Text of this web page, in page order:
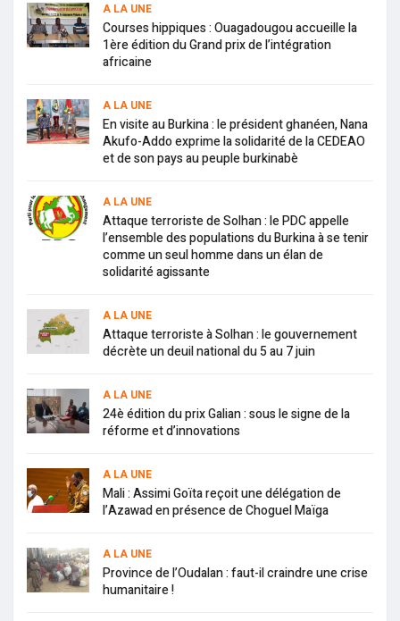
A LA UNE
Courses hippiques : Ouagadougou accueille la
1ère édition du Grand prix de l’intégration
africaine
A LA UNE
En visite au Burkina : le président ghanéen, Nana
Akufo-Addo exprime la solidarité de la CEDEAO
et de son pays au peuple burkinabè
A LA UNE
Attaque terroriste de Solhan : le PDC appelle
l’ensemble des populations du Burkina à se tenir
comme un seul homme dans un élan de
solidarité agissante
A LA UNE
Attaque terroriste à Solhan : le gouvernement
décrète un deuil national du 5 au 7 juin
A LA UNE
24è édition du prix Galian : sous le signe de la
réforme et d’innovations
A LA UNE
Mali : Assimi Goïta reçoit une délégation de
l’Azawad en présence de Choguel Maïga
A LA UNE
Province de l’Oudalan : faut-il craindre une crise
humanitaire !